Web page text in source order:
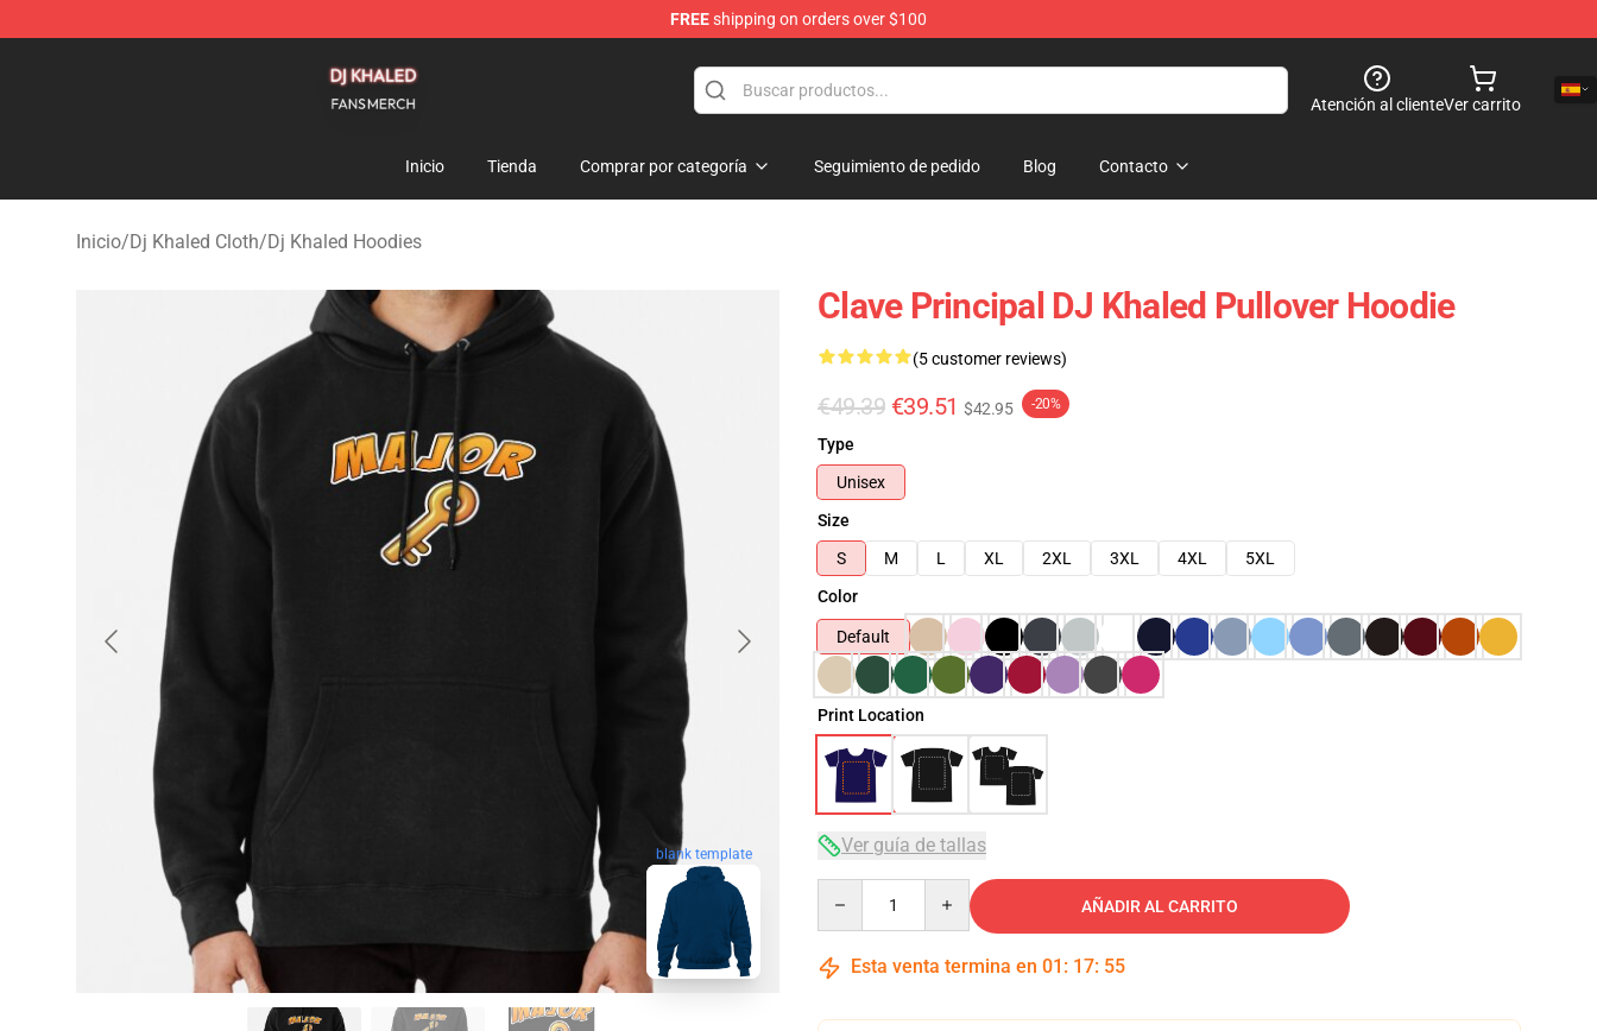
FREEshipping on orders over $100
Atención al clienteVer carrito
Inicio Tienda Comprar por categoría Seguimiento de pedido Blog Contacto
Inicio/Dj Khaled Cloth/Dj Khaled Hoodies
blank template
Clave Principal DJ Khaled Pullover Hoodie
(5 customer reviews)
€49.39 €39.51 $42.95 -20%
Type
Unisex
Size
S
M L XL 2XL 3XL 4XL
5XL
Color
Default
Print Location
Ver guía de tallas
AÑADIR AL CARRITO
Esta venta termina en 01 : 17: 54